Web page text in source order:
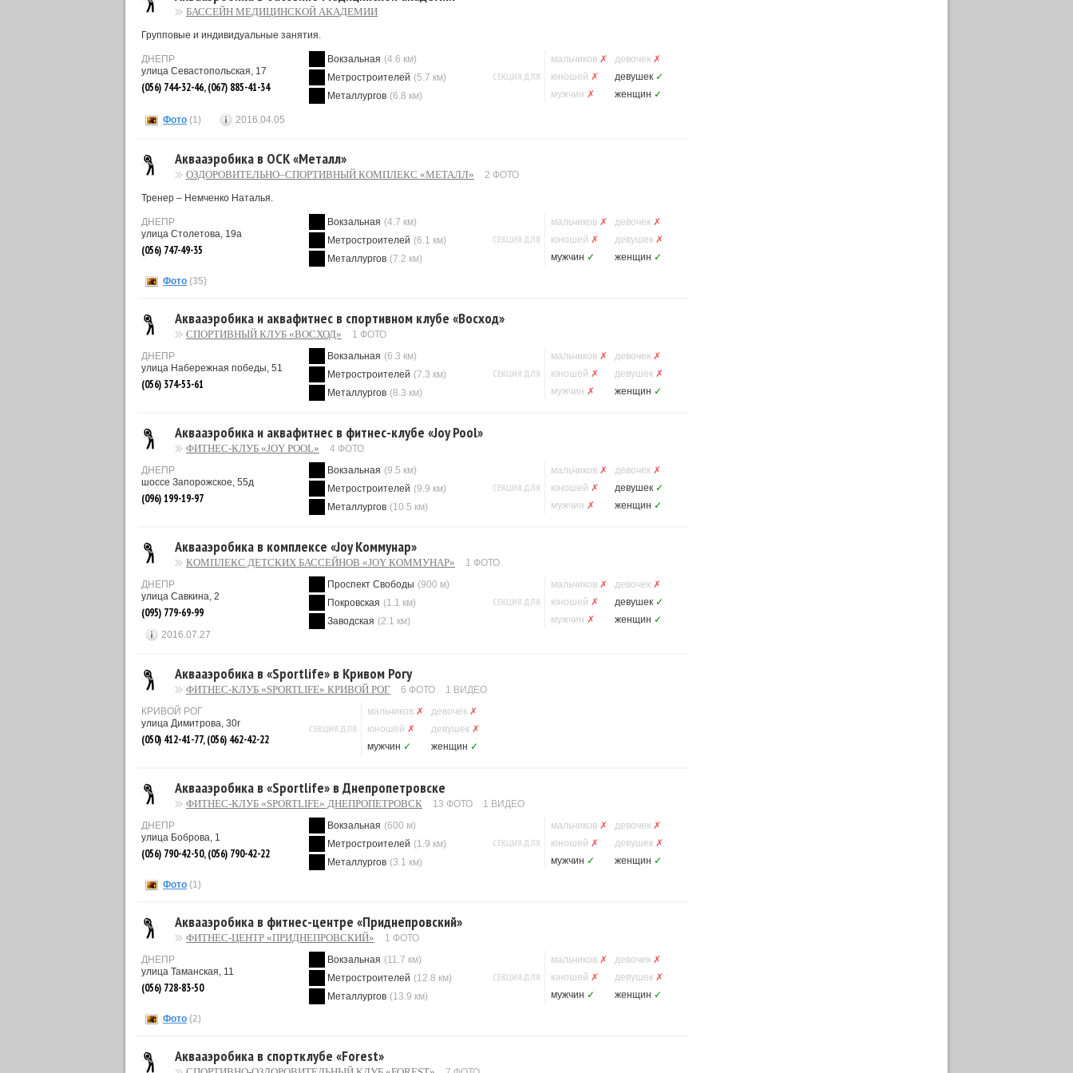
БАССЕЙН МЕДИЦИНСКОЙ АКАДЕМИИ
Групповые и индивидуальные занятия.
ДНЕПР
улица Севастопольская, 17
(056) 744-32-46, (067) 885-41-34
Вокзальная (4.6 км)
Метростроителей (5.7 км)
Металлургов (6.8 км)
СЕКЦИЯ ДЛЯ
мальчиков ✗ девочек ✗
юношей ✗ девушек ✓
мужчин ✗ женщин ✓
Фото (1) 2016.04.05
Аквааэробика в ОСК «Металл»
ОЗДОРОВИТЕЛЬНО–СПОРТИВНЫЙ КОМПЛЕКС «МЕТАЛЛ» 2 ФОТО
Тренер – Немченко Наталья.
ДНЕПР
улица Столетова, 19а
(056) 747-49-35
Вокзальная (4.7 км)
Метростроителей (6.1 км)
Металлургов (7.2 км)
СЕКЦИЯ ДЛЯ
мальчиков ✗ девочек ✗
юношей ✗ девушек ✗
мужчин ✓ женщин ✓
Фото (35)
Аквааэробика и аквафитнес в спортивном клубе «Восход»
СПОРТИВНЫЙ КЛУБ «ВОСХОД»
1 ФОТО
ДНЕПР
улица Набережная победы, 51
(056) 374-53-61
Вокзальная (6.3 км)
Метростроителей (7.3 км)
Металлургов (8.3 км)
СЕКЦИЯ ДЛЯ
мальчиков ✗ девочек ✗
юношей ✗ девушек ✗
мужчин ✗ женщин ✓
Аквааэробика и аквафитнес в фитнес-клубе «Joy Pool»
ФИТНЕС-КЛУБ «JOY POOL»
4 ФОТО
ДНЕПР
шоссе Запорожское, 55д
(096) 199-19-97
Вокзальная (9.5 км)
Метростроителей (9.9 км)
Металлургов (10.5 км)
СЕКЦИЯ ДЛЯ
мальчиков ✗ девочек ✗
юношей ✗ девушек ✓
мужчин ✗ женщин ✓
Аквааэробика в комплексе «Joy Коммунар»
КОМПЛЕКС ДЕТСКИХ БАССЕЙНОВ «JOY КОММУНАР»
1 ФОТО
ДНЕПР
улица Савкина, 2
(095) 779-69-99
Проспект Свободы (900 м)
Покровская (1.1 км)
Заводская (2.1 км)
СЕКЦИЯ ДЛЯ
мальчиков ✗ девочек ✗
юношей ✗ девушек ✓
мужчин ✗ женщин ✓
2016.07.27
Аквааэробика в «Sportlife» в Кривом Рогу
ФИТНЕС-КЛУБ «SPORTLIFE» КРИВОЙ РОГ 6 ФОТО
1 ВИДЕО
КРИВОЙ РОГ
улица Димитрова, 30г
(050) 412-41-77, (056) 462-42-22
СЕКЦИЯ ДЛЯ
мальчиков ✗ девочек ✗
юношей ✗ девушек ✗
мужчин ✓ женщин ✓
Аквааэробика в «Sportlife» в Днепропетровске
ФИТНЕС-КЛУБ «SPORTLIFE» ДНЕПРОПЕТРОВСК 13 ФОТО
1 ВИДЕО
ДНЕПР
улица Боброва, 1
(056) 790-42-50, (056) 790-42-22
Вокзальная (600 м)
Метростроителей (1.9 км)
Металлургов (3.1 км)
СЕКЦИЯ ДЛЯ
мальчиков ✗ девочек ✗
юношей ✗ девушек ✗
мужчин ✓ женщин ✓
Фото (1)
Аквааэробика в фитнес-центре «Приднепровский»
ФИТНЕС-ЦЕНТР «ПРИДНЕПРОВСКИЙ»
1 ФОТО
ДНЕПР
улица Таманская, 11
(056) 728-83-50
Вокзальная (11.7 км)
Метростроителей (12.8 км)
Металлургов (13.9 км)
СЕКЦИЯ ДЛЯ
мальчиков ✗ девочек ✗
юношей ✗ девушек ✗
мужчин ✓ женщин ✓
Фото (2)
Аквааэробика в спортклубе «Forest»